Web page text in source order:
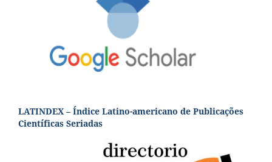
LATINDEX – Índice Latino-americano de Publicações
Científicas Seriadas